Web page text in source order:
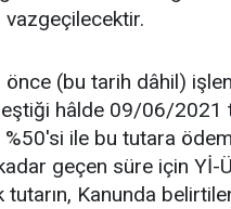
vazgeçilecektir.
(bu tarih dâhil)
hâlde 09/06/2021
%50'si ile bu tutara
geçen süre için Yİ-
tutarın, Kanunda